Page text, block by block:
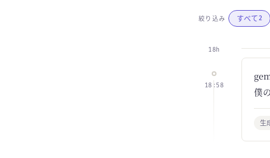
絞り込み すべて2
18h
18:58
僕
生